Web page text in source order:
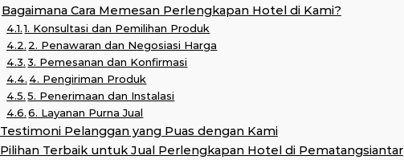
Bagaimana Cara Memesan Perlengkapan Hotel di Kami?
1. Konsultasi dan Pemilihan Produk
2. Penawaran dan Negosiasi Harga
3. Pemesanan dan Konfirmasi
4. Pengiriman Produk
5. Penerimaan dan Instalasi
6. Layanan Purna Jual
Testimoni Pelanggan yang Puas dengan Kami
Pilihan Terbaik untuk Jual Perlengkapan Hotel di Pematangsiantar